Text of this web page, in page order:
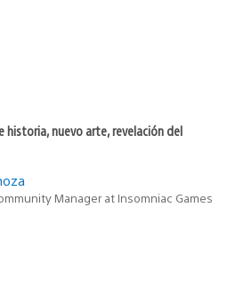
historia, nuevo arte, revelación del
Manager at Insomniac Games